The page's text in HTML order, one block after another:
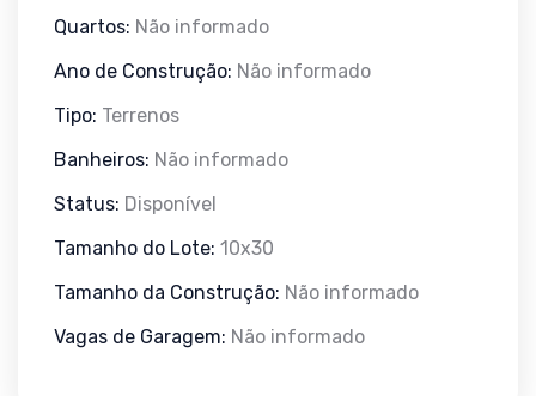
Quartos: Não informado
Ano de Construção: Não informado
Tipo: Terrenos
Banheiros: Não informado
Status: Disponível
Tamanho do Lote: 10x30
Tamanho da Construção: Não informado
Vagas de Garagem: Não informado